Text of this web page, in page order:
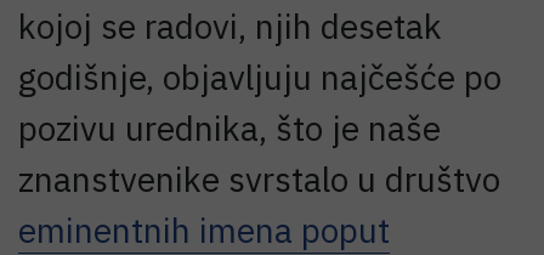
kojoj se radovi, njih desetak
godišnje, objavljuju najčešće po
pozivu urednika, što je naše
znanstvenike svrstalo u društvo
eminentnih imena poput